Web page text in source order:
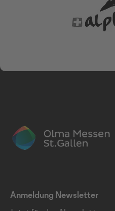
Anmeldung Newsletter